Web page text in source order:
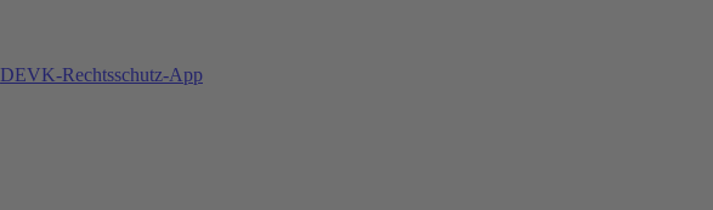
DEVK-Rechtsschutz-App